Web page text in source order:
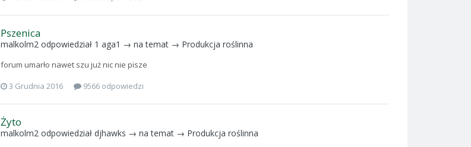
Pszenica
malkolm2 odpowiedział 1 aga1 → na temat → Produkcja roślinna
forum umarło nawet szu już nic nie pisze
3 Grudnia 2016
9566 odpowiedzi
Żyto
malkolm2 odpowiedział djhawks → na temat → Produkcja roślinna